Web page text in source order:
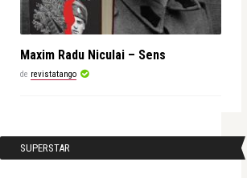
Maxim Radu Niculai – Sens
de revistatango
SUPERSTAR